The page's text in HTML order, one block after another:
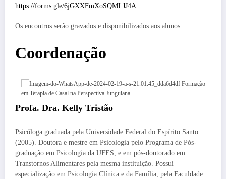
https://forms.gle/6jGXXFmXoSQMLJJ4A
Os encontros serão gravados e disponibilizados aos alunos.
Coordenação
Profa. Dra. Kelly Tristão
Psicóloga graduada pela Universidade Federal do Espírito Santo
(2005). Doutora e mestre em Psicologia pelo Programa de Pós-
graduação em Psicologia da UFES, e em pós-doutorado em
Transtornos Alimentares pela mesma instituição. Possui
especialização em Psicologia Clínica e da Família, pela Faculdade